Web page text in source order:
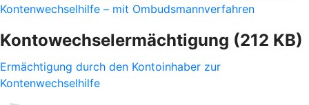
Kontenwechselhilfe – mit Ombudsmannverfahren
Kontowechselermächtigung (212 KB)
Ermächtigung durch den Kontoinhaber zur
Kontenwechselhilfe